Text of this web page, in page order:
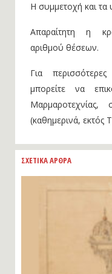
Η συμμετοχή και τα
Απαραίτητη η
αριθμού θέσεων.
Για
μπορείτε να
(καθημερινά, εκτός
ΣΧΕΤΙΚΑ ΑΡΘΡΑ